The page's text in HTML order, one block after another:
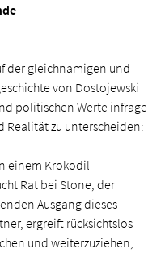
der gleichnamigen und
von Dostojewski
politischen Werte infrage
Realität zu unterscheiden:
einem Krokodil
Rat bei Stone, der
Ausgang dieses
ergreift rücksichtslos
und weiterzuziehen,